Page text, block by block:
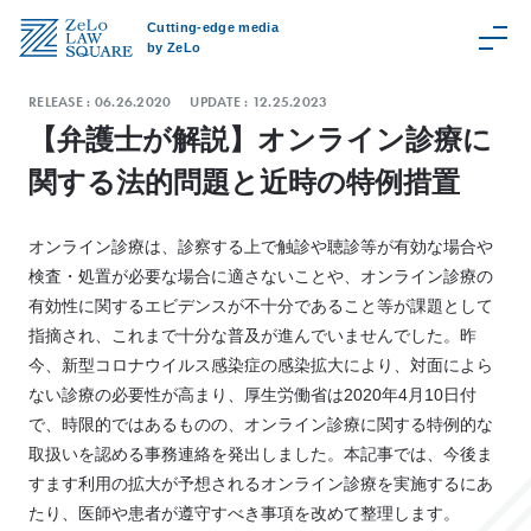
Cutting-edge media
by ZeLo
C
t
e
g
o
r
y
Z
e
L
RELEASE : 06.26.2020 UPDATE : 12.25.2023
【弁護士が解説】オンライン診療に
関する法的問題と近時の特例措置
オンライン診療は、診察する上で触診や聴診等が有効な場合や
検査・処置が必要な場合に適さないことや、オンライン診療の
有効性に関するエビデンスが不十分であること等が課題として
指摘され、これまで十分な普及が進んでいませんでした。昨
今、新型コロナウイルス感染症の感染拡大により、対面によら
ない診療の必要性が高まり、厚生労働省は2020年4月10日付
で、時限的ではあるものの、オンライン診療に関する特例的な
取扱いを認める事務連絡を発出しました。本記事では、今後ま
すます利用の拡大が予想されるオンライン診療を実施するにあ
たり、医師や患者が遵守すべき事項を改めて整理します。